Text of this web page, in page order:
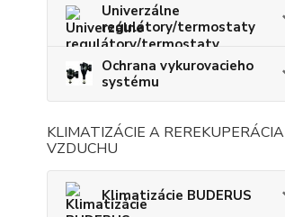
Univerzálne
regulátory/termostaty
Ochrana vykurovacieho
systému
KLIMATIZÁCIE A REREKUPERÁCIA
VZDUCHU
Klimatizácie BUDERUS